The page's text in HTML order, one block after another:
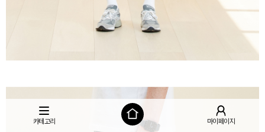
카테고리 마이페이지